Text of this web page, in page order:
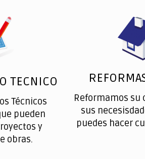
TECNICO
Técnicos
pueden
y
obras.
Reformamos su
sus
puedes hacer